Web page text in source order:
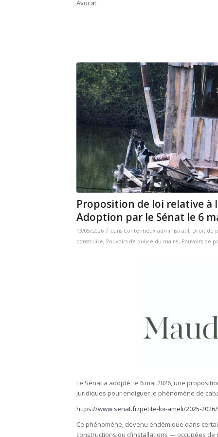
Avocat
Proposition de loi relative
Adoption par le Sénat le 6
13/05/2026 / dans Contentieux administratif, Droit de
construire, Pouvoirs de police du maire, Pouvoirs de
Le Sénat a adopté, le 6 mai 2026, une
juridiques pour endiguer le phénomène de
https://www.senat.fr/petite-loi-ameli/2025-
Ce phénomène, devenu endémique dans
constructions ou d’installations — occupées